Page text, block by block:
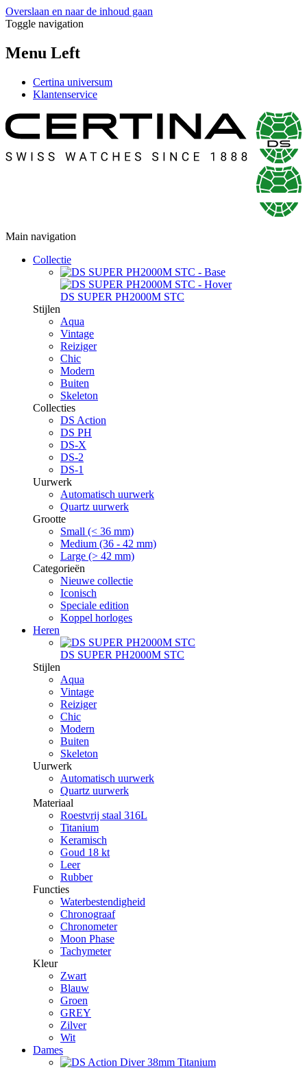
Overslaan en naar de inhoud gaan
Toggle navigation
Menu Left
Certina universum
Klantenservice
Main navigation
Collectie
DS SUPER PH2000M STC
Stijlen
Aqua
Vintage
Reiziger
Chic
Modern
Buiten
Skeleton
Collecties
DS Action
DS PH
DS-X
DS-2
DS-1
Uurwerk
Automatisch uurwerk
Quartz uurwerk
Grootte
Small (< 36 mm)
Medium (36 - 42 mm)
Large (> 42 mm)
Categorieën
Nieuwe collectie
Iconisch
Speciale edition
Koppel horloges
Heren
DS SUPER PH2000M STC
Stijlen
Aqua
Vintage
Reiziger
Chic
Modern
Buiten
Skeleton
Uurwerk
Automatisch uurwerk
Quartz uurwerk
Materiaal
Roestvrij staal 316L
Titanium
Keramisch
Goud 18 kt
Leer
Rubber
Functies
Waterbestendigheid
Chronograaf
Chronometer
Moon Phase
Tachymeter
Kleur
Zwart
Blauw
Groen
GREY
Zilver
Wit
Dames